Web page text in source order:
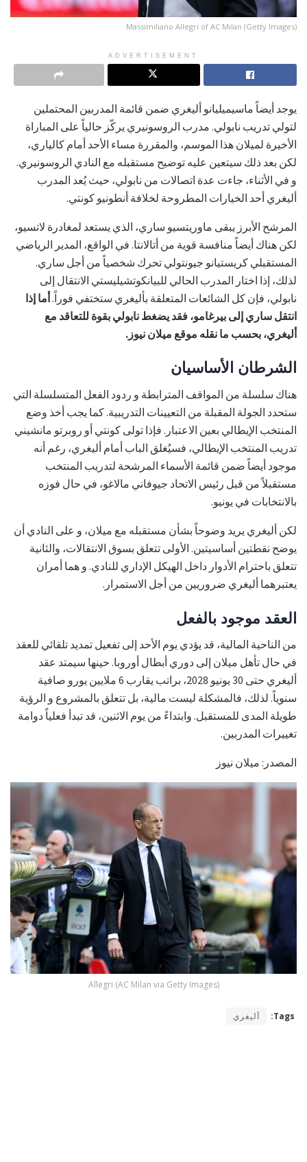
Massimiliano Allegri of AC Milan (Getty Images)
ADVERTISEMENT
يوجد أيضاً ماسيميليانو أليغري ضمن قائمة المدربين المحتملين
لتولي تدريب نابولي. مدرب الروسونيري يركّز حالياً على المباراة
الأخيرة لميلان هذا الموسم، والمقررة مساء الأحد أمام كالياري،
لكن بعد ذلك سيتعين عليه توضيح مستقبله مع النادي الروسونيري.
و في الأثناء، جاءت عدة اتصالات من نابولي، حيث يُعد المدرب
أليغري أحد الخيارات المطروحة لخلافة أنطونيو كونتي.
المرشح الأبرز يبقى ماوريتسيو ساري، الذي يستعد لمغادرة لاتسيو،
لكن هناك أيضاً منافسة قوية من أتالانتا. في الواقع، المدير الرياضي
المستقبلي كريستيانو جيونتولي تحرك شخصياً من أجل ساري.
لذلك، إذا اختار المدرب الحالي للبيانكوتشيليستي الانتقال إلى
نابولي، فإن كل الشائعات المتعلقة بأليغري ستختفي فوراً.أما إذا
انتقل ساري إلى بيرغامو، فقد يضغط نابولي بقوة للتعاقد مع
أليغري، بحسب ما نقله موقع ميلان نيوز.
الشرطان الأساسيان
هناك سلسلة من المواقف المترابطة و ردود الفعل المتسلسلة التي
ستحدد الجولة المقبلة من التعيينات التدريبية. كما يجب أخذ وضع
المنتخب الإيطالي بعين الاعتبار. فإذا تولى كونتي أو روبرتو مانشيني
تدريب المنتخب الإيطالي، فسيُغلق الباب أمام أليغري، رغم أنه
موجود أيضاً ضمن قائمة الأسماء المرشحة لتدريب المنتخب
مستقبلاً من قبل رئيس الاتحاد جيوفاني مالاغو، في حال فوزه
بالانتخابات في يونيو.
لكن أليغري يريد وضوحاً بشأن مستقبله مع ميلان، و على النادي أن
يوضح نقطتين أساسيتين. الأولى تتعلق بسوق الانتقالات، والثانية
تتعلق باحترام الأدوار داخل الهيكل الإداري للنادي. و هما أمران
يعتبرهما أليغري ضروريين من أجل الاستمرار.
العقد موجود بالفعل
من الناحية المالية، قد يؤدي يوم الأحد إلى تفعيل تمديد تلقائي للعقد
في حال تأهل ميلان إلى دوري أبطال أوروبا. حينها سيمتد عقد
أليغري حتى 30 يونيو 2028، براتب يقارب 6 ملايين يورو صافية
سنوياً. لذلك، فالمشكلة ليست مالية، بل تتعلق بالمشروع و الرؤية
طويلة المدى للمستقبل. وابتداءً من يوم الاثنين، قد تبدأ فعلياً دوامة
تغييرات المدربين.
المصدر: ميلان نيوز
Allegri (AC Milan via Getty Images)
Tags: أليغري